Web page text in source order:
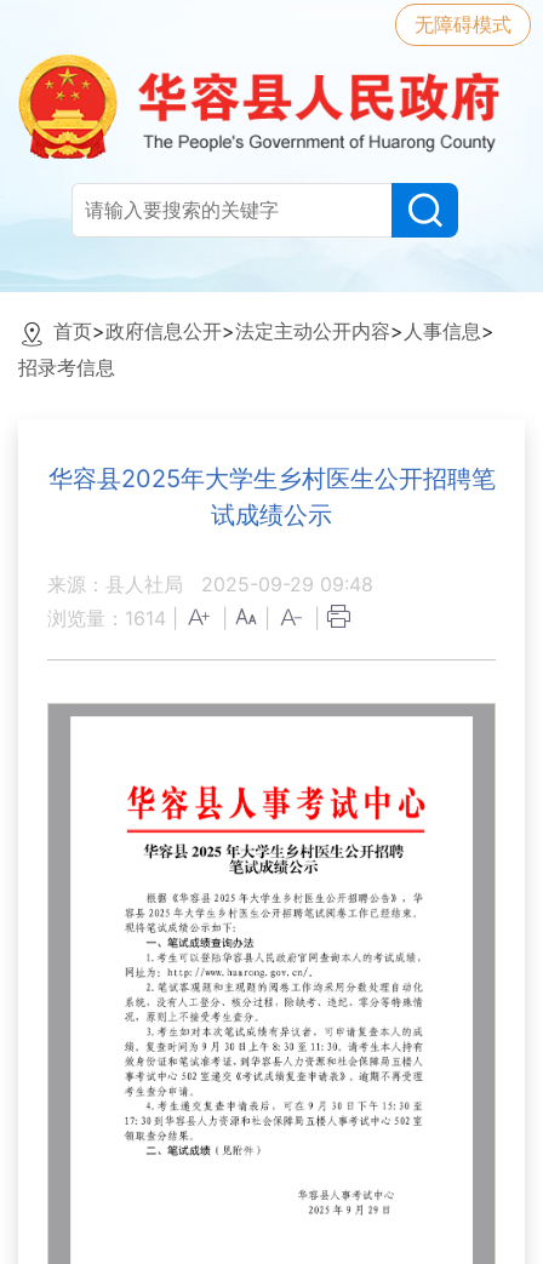
无障碍模式
首页>政府信息公开>法定主动公开内容> 人事信息>
招录考信息
华容县2025年大学生乡村医生公开招聘笔
试成绩公示
来源：县人社局
2025-09-29 09:48
浏览量： 1614